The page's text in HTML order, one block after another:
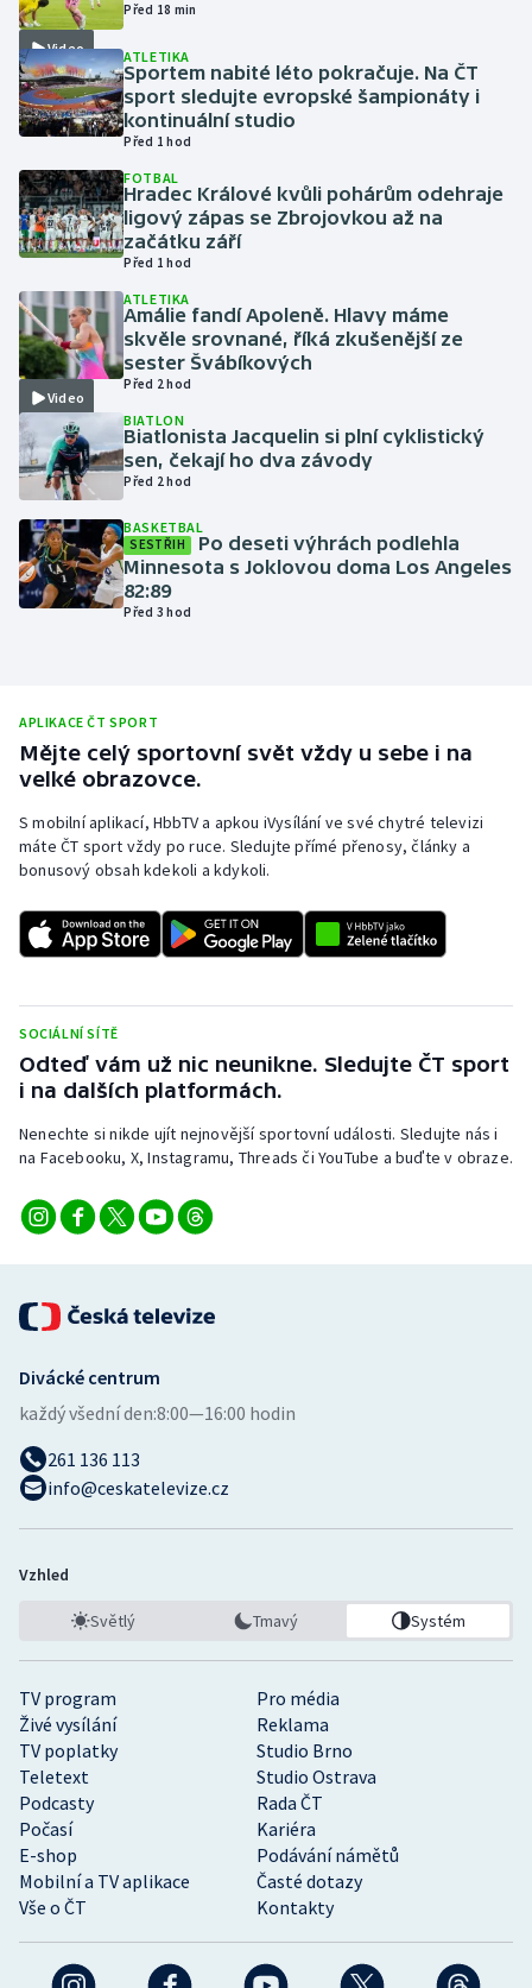
Jezdectví
Judo
Krasobruslení
Lezení
Lyže a snowboard
Moderní pětiboj
Motorsport
Olympijské hry
Parasport
Plavání
Plážový volejbal
Rychlobruslení
Rychlostní kanoistika
Short track
Sportovní střelba
Stolní tenis
Veslování
Volejbal
Ostatní
Video
Před 18 min
ATLETIKA
Sportem nabité léto pokračuje. Na ČT
sport sledujte evropské šampionáty i
kontinuální studio
Před 1 hod
FOTBAL
Hradec Králové kvůli pohárům odehraje
ligový zápas se Zbrojovkou až na
začátku září
Před 1 hod
Video
ATLETIKA
Amálie fandí Apoleně. Hlavy máme
skvěle srovnané, říká zkušenější ze
sester Švábíkových
Před 2 hod
BIATLON
Biatlonista Jacquelin si plní cyklistický
sen, čekají ho dva závody
Před 2 hod
BASKETBAL
SESTŘIH
Po deseti výhrách podlehla
Minnesota s Joklovou doma Los Angeles
82:89
Před 3 hod
APLIKACE ČT SPORT
Mějte celý sportovní svět vždy u sebe i na
velké obrazovce.
S mobilní aplikací, HbbTV a apkou iVysílání ve své chytré televizi
máte ČT sport vždy po ruce. Sledujte přímé přenosy, články a
bonusový obsah kdekoli a kdykoli.
SOCIÁLNÍ SÍTĚ
Odteď vám už nic neunikne. Sledujte ČT sport
i na dalších platformách.
Nenechte si nikde ujít nejnovější sportovní události. Sledujte nás i
na Facebooku, X, Instagramu, Threads či YouTube a buďte v obraze.
TV program
Pro média
Živé vysílání
Reklama
TV poplatky
Studio Brno
Teletext
Studio Ostrava
Podcasty
Rada ČT
Počasí
Kariéra
E-shop
Podávání námětů
Mobilní a TV aplikace
Časté dotazy
Vše o ČT
Kontakty
Divácké centrum
každý všední den:8:00—16:00 hodin
261 136 113
info@ceskatelevize.cz
Vzhled
Světlý Tmavý Systém